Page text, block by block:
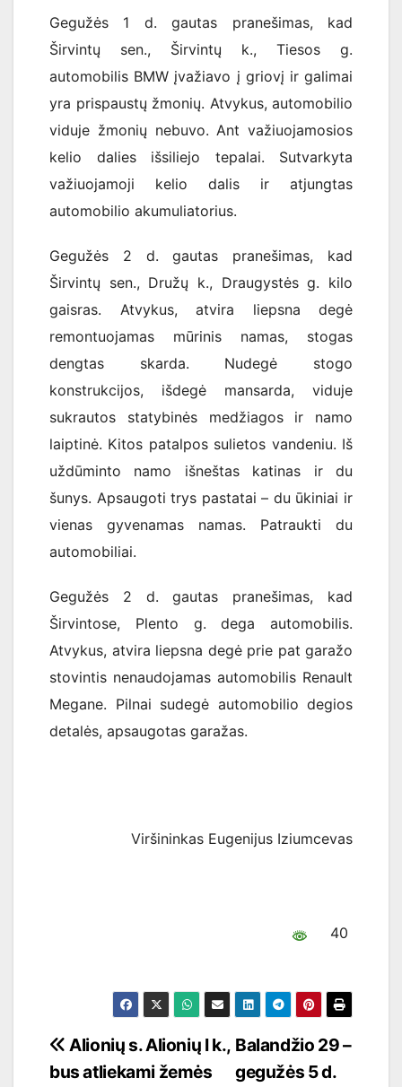
Gegužės 1 d. gautas pranešimas, kad
Širvintų sen., Širvintų k., Tiesos g.
automobilis BMW įvažiavo į griovį ir galimai
yra prispaustų žmonių. Atvykus, automobilio
viduje žmonių nebuvo. Ant važiuojamosios
kelio dalies išsiliejo tepalai. Sutvarkyta
važiuojamoji kelio dalis ir atjungtas
automobilio akumuliatorius.
Gegužės 2 d. gautas pranešimas, kad
Širvintų sen., Družų k., Draugystės g. kilo
gaisras. Atvykus, atvira liepsna degė
remontuojamas mūrinis namas, stogas
dengtas skarda. Nudegė stogo
konstrukcijos, išdegė mansarda, viduje
sukrautos statybinės medžiagos ir namo
laiptinė. Kitos patalpos sulietos vandeniu. Iš
uždūminto namo išneštas katinas ir du
šunys. Apsaugoti trys pastatai – du ūkiniai ir
vienas gyvenamas namas. Patraukti du
automobiliai.
Gegužės 2 d. gautas pranešimas, kad
Širvintose, Plento g. dega automobilis.
Atvykus, atvira liepsna degė prie pat garažo
stovintis nenaudojamas automobilis Renault
Megane. Pilnai sudegė automobilio degios
detalės, apsaugotas garažas.
Viršininkas Eugenijus Iziumcevas
40
Navigacija
Balandžio 29 –
gegužės 5 d.
Alionių s. Alionių I k.,
bus atliekami žemės